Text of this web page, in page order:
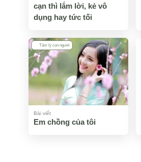
cạn thì lắm lời, kẻ vô
dụng hay tức tối
Tâm lý con người
Bài viết
Em chồng của tôi